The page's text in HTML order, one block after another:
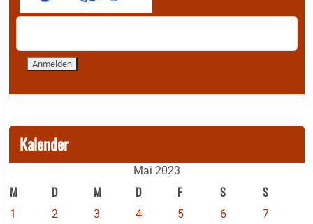
Kalender
Mai 2023
M D M D F S S
1 2 3 4 5 6
7